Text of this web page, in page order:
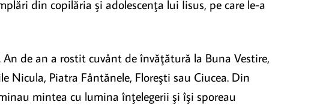
din copilăria şi adolescenţa lui Iisus, pe care le-a
de an a rostit cuvânt de învăţătură la Buna Vestire,
Nicula, Piatra Fântănele, Floreşti sau Ciucea. Din
mintea cu lumina înţelegerii şi îşi sporeau